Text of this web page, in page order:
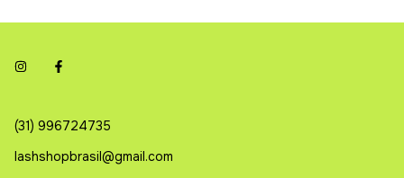
(31) 996724735
lashshopbrasil@gmail.com